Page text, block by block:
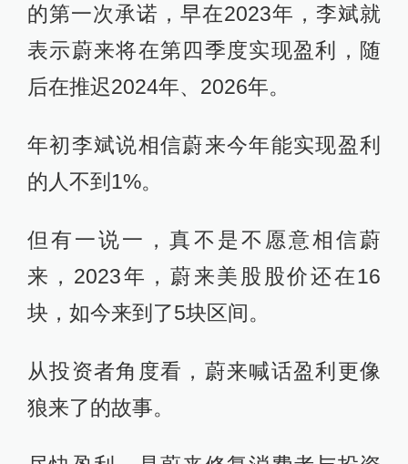
的第一次承诺，早在2023年，李斌就
表示蔚来将在第四季度实现盈利，随
后在推迟2024年、2026年。
年初李斌说相信蔚来今年能实现盈利
的人不到1%。
但有一说一，真不是不愿意相信蔚
来，2023年，蔚来美股股价还在16
块，如今来到了5块区间。
从投资者角度看，蔚来喊话盈利更像
狼来了的故事。